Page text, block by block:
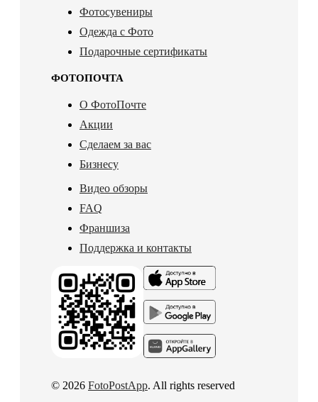
Фотосувениры
Одежда с Фото
Подарочные сертификаты
ФОТОПОЧТА
О ФотоПочте
Акции
Сделаем за вас
Бизнесу
Видео обзоры
FAQ
Франшиза
Поддержка и контакты
© 2026 FotoPostApp. All rights reserved